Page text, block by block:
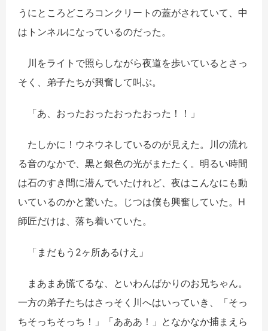
うにところどころコンクリートの蓋がされていて、中
はトンネルになっているのだった。
川をライトで照らしながら夜道を歩いているとさっ
そく、弟子たちが興奮して叫ぶ。
「あ、おったおったおったおった！！」
たしかに！ウネウネしているのが見えた。川の流れ
る音のなかで、黒と銀色の光がまたたく。明るい時間
は石のすき間に潜んでいたけれど、夜はこんなにも動
いているのかと驚いた。じつは僕も興奮していた。H
師匠だけは、落ち着いていた。
「まだもう2ヶ所あるけえ」
まあまあ慌てるな、といわんばかりのお兄ちゃん。
一方の弟子たちはさっそく川へはいっていき、「そっ
ちそっちそっち！」「あああ！」となかなか捕まえら